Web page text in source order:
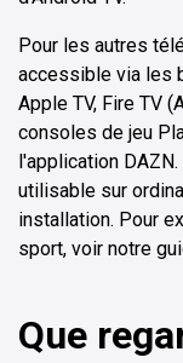
Pour les autres
accessible via les
Apple TV, Fire TV
consoles de jeu
l'application
utilisable sur
installation. Pour
sport, voir notre
Que